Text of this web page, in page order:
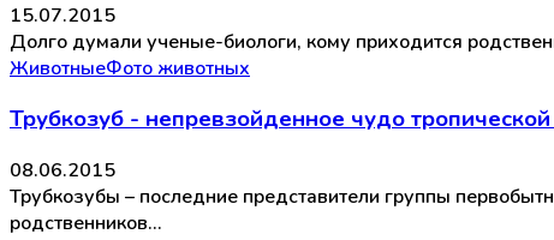
15.07.2015
Долго думали ученые-биологи, кому приходится
ЖивотныеФото животных
Трубкозуб - непревзойденное чудо
08.06.2015
Трубкозубы – последние представители группы
родственников…